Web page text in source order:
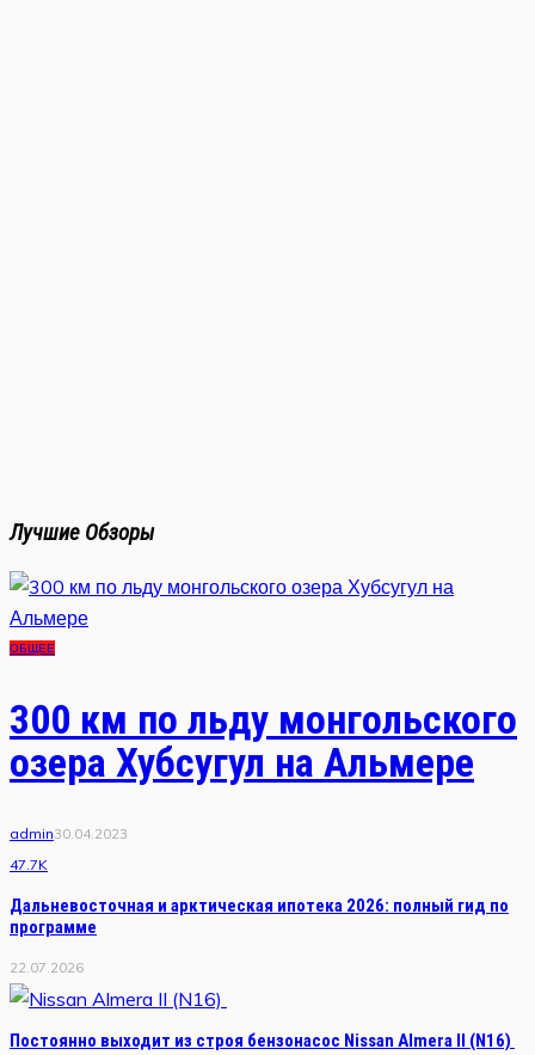
Лучшие Обзоры
ОБЩЕЕ
300 км по льду монгольского
озера Хубсугул на Альмере
admin30.04.2023
47.7K
Дальневосточная и арктическая ипотека 2026: полный гид по
программе
22.07.2026
Постоянно выходит из строя бензонасос Nissan Almera II (N16)